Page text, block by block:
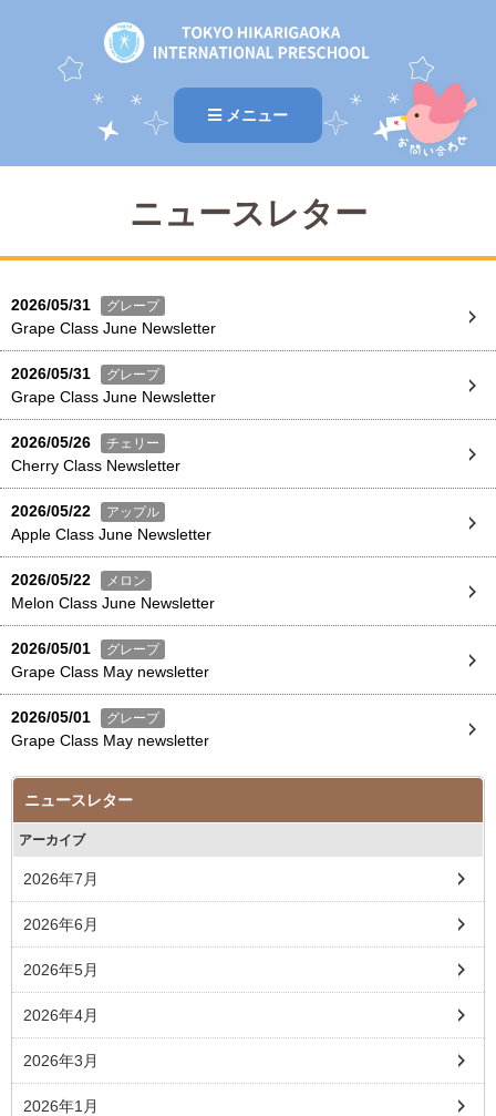
メニュー
ニュースレター
2026/05/31 グレープ
Grape Class June Newsletter
2026/05/31 グレープ
Grape Class June Newsletter
2026/05/26 チェリー
Cherry Class Newsletter
2026/05/22 アップル
Apple Class June Newsletter
2026/05/22 メロン
Melon Class June Newsletter
2026/05/01 グレープ
Grape Class May newsletter
2026/05/01 グレープ
Grape Class May newsletter
ニュースレター
アーカイブ
2026年7月
2026年6月
2026年5月
2026年4月
2026年3月
2026年1月